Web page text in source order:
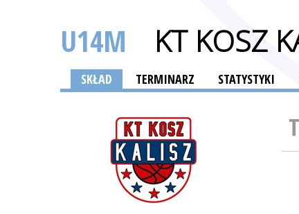
U14M KT KOSZ
SKŁAD TERMINARZ STATYSTYKI